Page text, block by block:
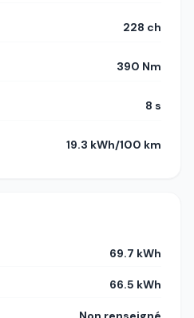
228 ch
390 Nm
8 s
19.3 kWh/100 km
69.7 kWh
66.5 kWh